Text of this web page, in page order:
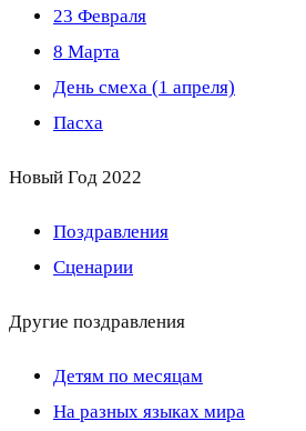
23 Февраля
8 Марта
День смеха (1 апреля)
Пасха
Новый Год 2022
Поздравления
Сценарии
Другие поздравления
Детям по месяцам
На разных языках мира